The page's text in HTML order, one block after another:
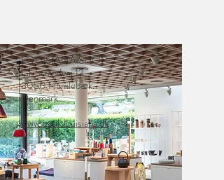
LOUISIANA SHOP
Gl. Strandvej 13,
3050 Humlebæk.
Denmark
www.butik.louisiana.dk